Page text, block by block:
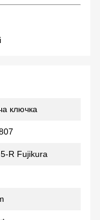
ключка
R Fujikura